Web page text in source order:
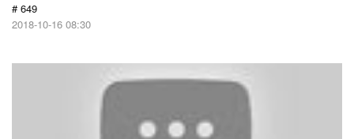
# 649
2018-10-16 08:30